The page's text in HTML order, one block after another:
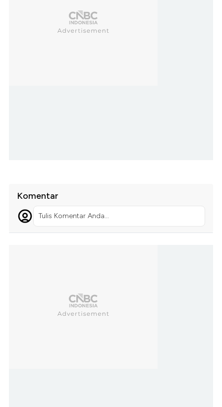
Komentar
Tulis Komentar Anda...